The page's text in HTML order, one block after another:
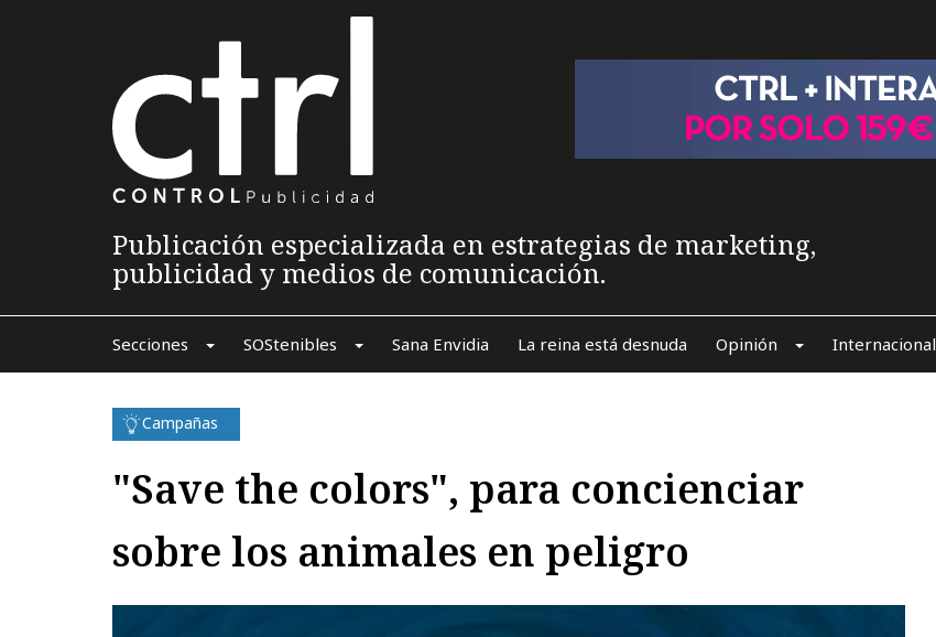
Publicación especializada en estrategias de marketing,
publicidad y medios de comunicación.
Secciones SOStenibles Sana Envidia La reina está desnuda Opinión Internacional
Campañas
"Save the colors", para concienciar
sobre los animales en peligro